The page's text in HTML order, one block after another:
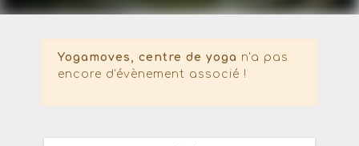
Yogamoves, centre de yoga n'a pas
encore d'évènement associé !